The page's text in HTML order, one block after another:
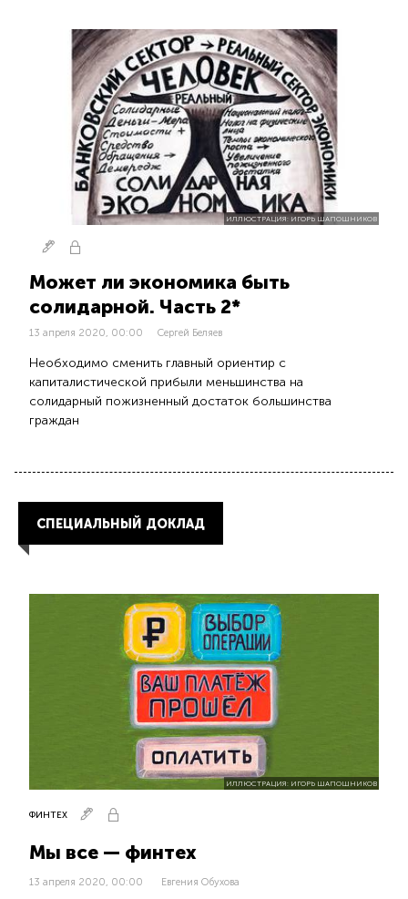
ИЛЛЮСТРАЦИЯ: ИГОРЬ ШАПОШНИКОВ
Может ли экономика быть
солидарной. Часть 2*
13 апреля 2020, 00:00 Сергей Беляев
Необходимо сменить главный ориентир с
капиталистической прибыли меньшинства на
солидарный пожизненный достаток большинства
граждан
СПЕЦИАЛЬНЫЙ ДОКЛАД
ИЛЛЮСТРАЦИЯ: ИГОРЬ ШАПОШНИКОВ
ФИНТЕХ
Мы все — финтех
13 апреля 2020, 00:00 Евгения Обухова